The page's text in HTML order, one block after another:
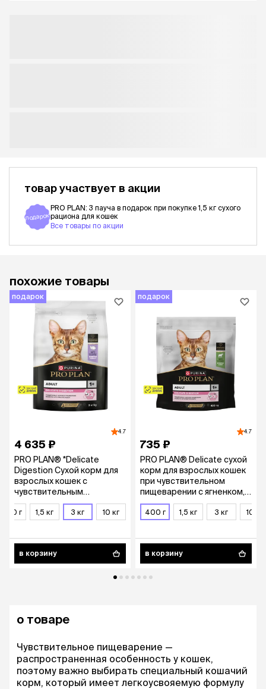
товар участвует в акции
подарок
PRO PLAN: 3 пауча в подарок при покупке 1,5 кг сухого
рациона для кошек
Все товары по акции
похожие товары
подарок
4.7
4 635 ₽
PRO PLAN® *Delicate
Digestion Сухой корм для
взрослых кошек с
чувствительным
пищеварением, с высоким
содержанием индейки, 3
400 г 1,5 кг 3 кг 10 кг
в корзину
подарок
4.7
735 ₽
PRO PLAN® Delicate сухой
корм для взрослых кошек
при чувствительном
пищеварении с ягненком,
400 г
400 г 1,5 кг 3 кг 10 кг
в корзину
о товаре
Чувствительное пищеварение —
распространенная особенность у кошек,
поэтому важно выбирать специальный кошачий
корм, который имеет легкоусвояемую формулу